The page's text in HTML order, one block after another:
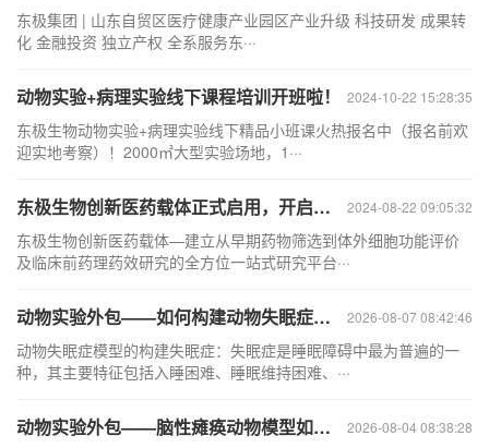
东极集团 | 山东自贸区医疗健康产业园区产业升级 科技研发 成果转
化 金融投资 独立产权 全系服务东···
2024-10-22 15:28:35
动物实验+病理实验线下课程培训开班啦！
东极生物动物实验+病理实验线下精品小班课火热报名中（报名前欢
迎实地考察）！2000㎡大型实验场地，1···
2024-08-22 09:05:32
东极生物创新医药载体正式启用，开启科研新篇章！
东极生物创新医药载体—建立从早期药物筛选到体外细胞功能评价
及临床前药理药效研究的全方位一站式研究平台···
2026-08-07 08:42:46
动物实验外包——如何构建动物失眠症模型？
动物失眠症模型的构建失眠症：失眠症是睡眠障碍中最为普遍的一
种，其主要特征包括入睡困难、睡眠维持困难、···
2026-08-04 08:38:28
动物实验外包——脑性瘫痪动物模型如何构建